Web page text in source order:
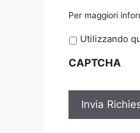
Per maggiori
P
i
a
y
Utilizzando
CAPTCHA